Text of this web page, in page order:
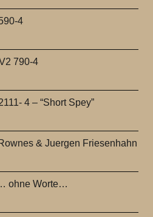
4
790-4
4 – “Short Spey”
& Juergen Friesenhahn
ohne Worte…